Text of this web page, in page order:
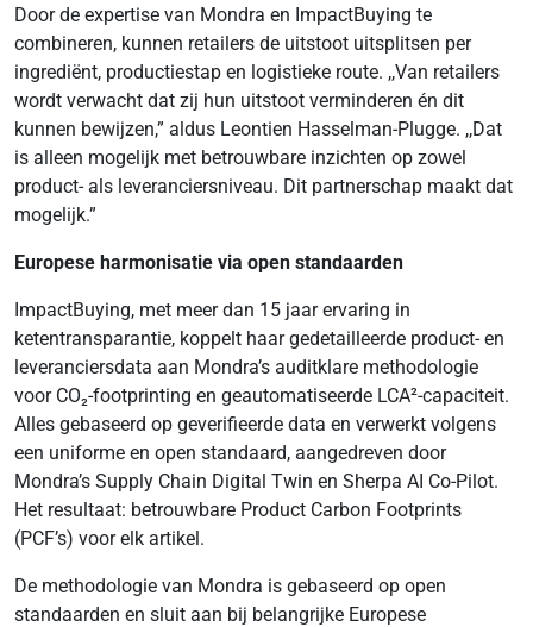
Door de expertise van Mondra en ImpactBuying te
combineren, kunnen retailers de uitstoot uitsplitsen per
ingrediënt, productiestap en logistieke route. ,,Van retailers
wordt verwacht dat zij hun uitstoot verminderen én dit
kunnen bewijzen,” aldus Leontien Hasselman-Plugge. ,,Dat
is alleen mogelijk met betrouwbare inzichten op zowel
product- als leveranciersniveau. Dit partnerschap maakt dat
mogelijk.”
Europese harmonisatie via open standaarden
ImpactBuying, met meer dan 15 jaar ervaring in
ketentransparantie, koppelt haar gedetailleerde product- en
leveranciersdata aan Mondra’s auditklare methodologie
voor CO₂-footprinting en geautomatiseerde LCA²-capaciteit.
Alles gebaseerd op geverifieerde data en verwerkt volgens
een uniforme en open standaard, aangedreven door
Mondra’s Supply Chain Digital Twin en Sherpa AI Co-Pilot.
Het resultaat: betrouwbare Product Carbon Footprints
(PCF’s) voor elk artikel.
De methodologie van Mondra is gebaseerd op open
standaarden en sluit aan bij belangrijke Europese